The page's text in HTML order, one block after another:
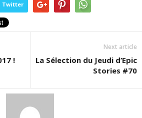
Twitter
!
Next article
La Sélection du Jeudi d’Epic
Stories #70